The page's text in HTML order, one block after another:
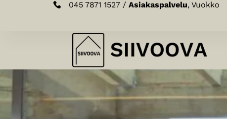
045 7871 1527 /Asiakaspalvelu, Vuokko